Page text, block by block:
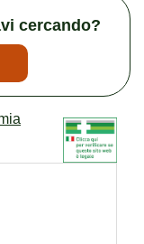
cercando?